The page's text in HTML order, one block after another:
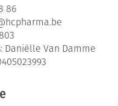
86
hcpharma.be
Daniëlle Van Damme